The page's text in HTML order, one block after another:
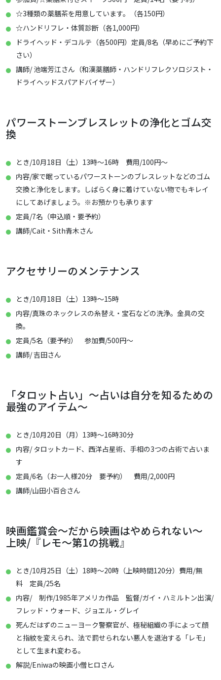
☆3種類の薬膳茶を用意しています。（各150円）
☆ハンドリフレ・体質診断（各1,000円）
ドライヘッド・デコルテ（各500円）定員/8名（早めにご予約下
さい）
講師/ 池端芳江さん（和漢薬膳師・ハンドリフレクソロジスト・
ドライヘッドスパアドバイザー）
パワーストーンブレスレットの浄化とゴム交
換
とき/10月18日（土）13時～16時 費用/100円～
内容/家で眠っているパワーストーンのブレスレットなどのゴム
交換と浄化をします。しばらく身に着けていない物でもキレイ
にしてあげましょう。※お預かりも承ります
定員/7名（申込順・要予約）
講師/Cait・Sith青木さん
アクセサリーのメンテナンス
とき/10月18日（土）13時～15時
内容/真珠のネックレスの糸替え・宝石などの洗浄。金具の交
換。
定員/5名（要予約） 参加費/500円～
講師/ 吉田さん
「タロット占い」～占いは自分を知るための
最強のアイテム～
とき/10月20日（月）13時～16時30分
内容/ タロットカード、西洋占星術、手相の3つの占術で占いま
す
定員/6名（お一人様20分 要予約） 費用/2,000円
講師/山田小百合さん
映画鑑賞会～だから映画はやめられない～
上映/『レモ～第1の挑戦』
とき/10月25日（土）18時～20時（上映時間120分）費用/無
料 定員/25名
内容/ 制作/1985年アメリカ作品 監督/ガイ・ハミルトン出演/
フレッド・ウォード、ジョエル・グレイ
死んだはずのニューヨーク警察官が、極秘組織の手によって顔
と指紋を変えられ、法で罰せられない悪人を退治する「レモ」
として生まれ変わる。
解説/Eniwaの映画小僧ヒロさん